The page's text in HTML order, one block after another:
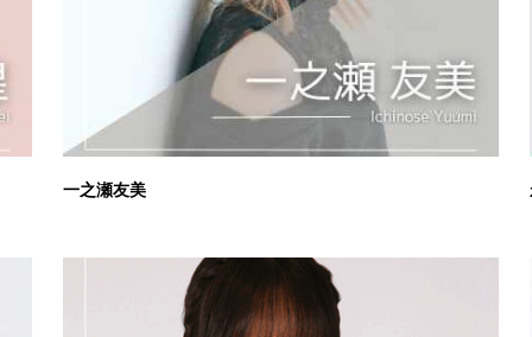
一之瀬友美